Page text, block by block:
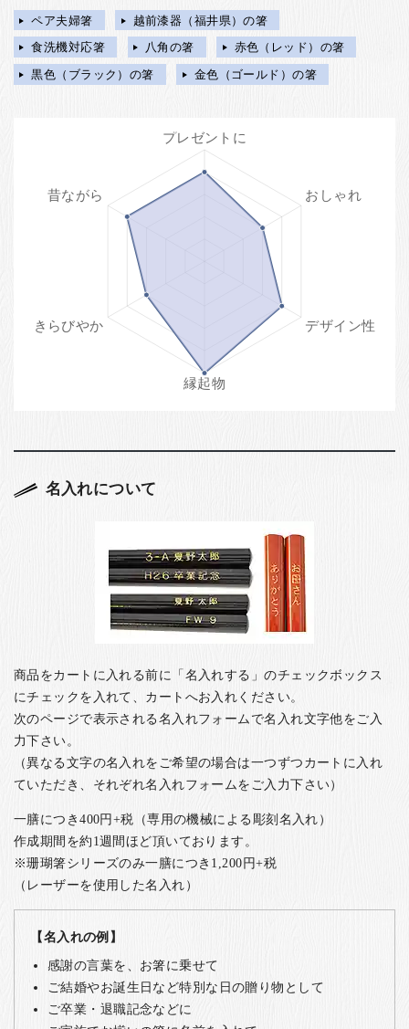
ペア夫婦箸
越前漆器（福井県）の箸
食洗機対応箸
八角の箸
赤色（レッド）の箸
黒色（ブラック）の箸
金色（ゴールド）の箸
名入れについて
商品をカートに入れる前に「名入れする」のチェックボックス
にチェックを入れて、カートへお入れください。
次のページで表示される名入れフォームで名入れ文字他をご入
力下さい。
（異なる文字の名入れをご希望の場合は一つずつカートに入れ
ていただき、それぞれ名入れフォームをご入力下さい）
一膳につき400円+税（専用の機械による彫刻名入れ）
作成期間を約1週間ほど頂いております。
※珊瑚箸シリーズのみ一膳につき1,200円+税
（レーザーを使用した名入れ）
【名入れの例】
感謝の言葉を、お箸に乗せて
ご結婚やお誕生日など特別な日の贈り物として
ご卒業・退職記念などに